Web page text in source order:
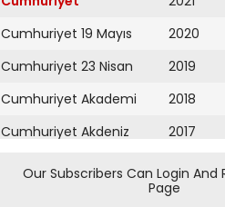
Cumhuriyet 19 Mayıs
Cumhuriyet 23 Nisan
Cumhuriyet Akademi
Cumhuriyet Akdeniz
Cumhuriyet Alışveriş
2020
2019
2018
2017
2016
2015
Our Subscribers Can Login And
Page